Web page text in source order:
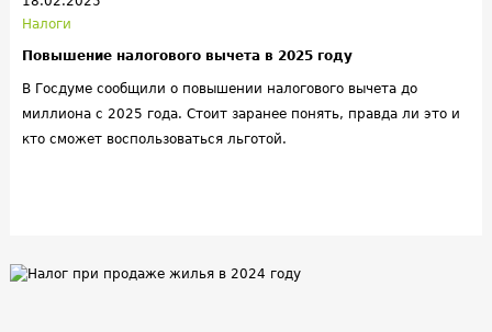
Налоги
Повышение налогового вычета в 2025 году
В Госдуме сообщили о повышении налогового вычета до
миллиона с 2025 года. Стоит заранее понять, правда ли это и
кто сможет воспользоваться льготой.